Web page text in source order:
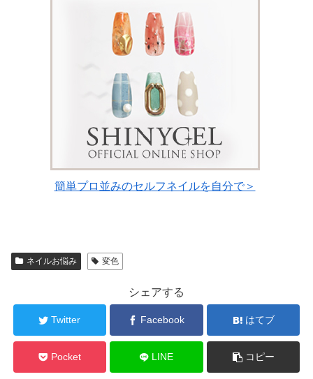
簡単プロ並みのセルフネイルを自分で＞
ネイルお悩み 変色
シェアする
Twitter Facebook はてブ
Pocket LINE コピー